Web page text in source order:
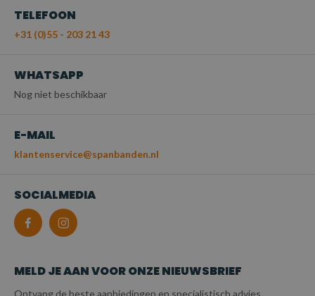
TELEFOON
+31 (0)55 - 203 21 43
WHATSAPP
Nog niet beschikbaar
E-MAIL
klantenservice@spanbanden.nl
SOCIALMEDIA
MELD JE AAN VOOR ONZE NIEUWSBRIEF
Ontvang de beste aanbiedingen en specialistisch advies.